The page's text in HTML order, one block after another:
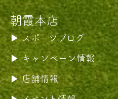
朝霞本店
スポーツブログ
キャンペーン情報
店舗情報